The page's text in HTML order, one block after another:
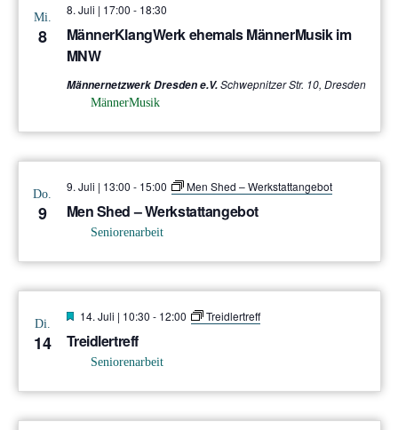
Mi.
8
MännerKlangWerk ehemals MännerMusik im
MNW
8. Juli | 17:00 - 18:30
Männernetzwerk Dresden e.V.Schwepnitzer Str. 10, Dresden
MännerMusik
Do.
9 Men Shed – Werkstattangebot
9. Juli | 13:00 - 15:00 Men Shed – Werkstattangebot
Seniorenarbeit
Di.
14 Treidlertreff
Hervorgehoben
14. Juli | 10:30 - 12:00 Treidlertreff
Seniorenarbeit